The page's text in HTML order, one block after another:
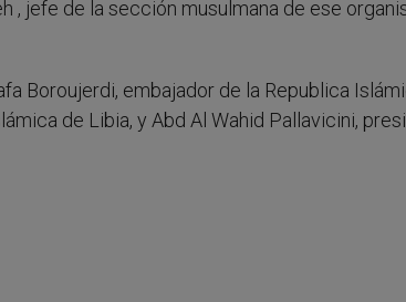
, jefe de la sección musulmana de ese
Boroujerdi, embajador de la Republica
de Libia, y Abd Al Wahid Pallavicini,